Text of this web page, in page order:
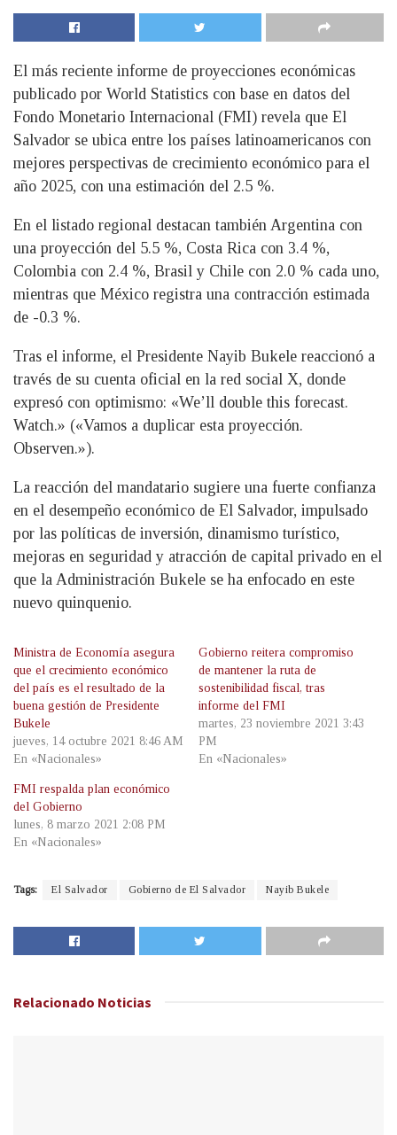
El más reciente informe de proyecciones económicas
publicado por World Statistics con base en datos del
Fondo Monetario Internacional (FMI) revela que El
Salvador se ubica entre los países latinoamericanos con
mejores perspectivas de crecimiento económico para el
año 2025, con una estimación del 2.5 %.
En el listado regional destacan también Argentina con
una proyección del 5.5 %, Costa Rica con 3.4 %,
Colombia con 2.4 %, Brasil y Chile con 2.0 % cada uno,
mientras que México registra una contracción estimada
de -0.3 %.
Tras el informe, el Presidente Nayib Bukele reaccionó a
través de su cuenta oficial en la red social X, donde
expresó con optimismo: «We’ll double this forecast.
Watch.» («Vamos a duplicar esta proyección.
Observen.»).
La reacción del mandatario sugiere una fuerte confianza
en el desempeño económico de El Salvador, impulsado
por las políticas de inversión, dinamismo turístico,
mejoras en seguridad y atracción de capital privado en el
que la Administración Bukele se ha enfocado en este
nuevo quinquenio.
Ministra de Economía asegura
que el crecimiento económico
del país es el resultado de la
buena gestión de Presidente
Bukele
jueves, 14 octubre 2021 8:46 AM
En «Nacionales»
Gobierno reitera compromiso
de mantener la ruta de
sostenibilidad fiscal, tras
informe del FMI
martes, 23 noviembre 2021 3:43
PM
En «Nacionales»
FMI respalda plan económico
del Gobierno
lunes, 8 marzo 2021 2:08 PM
En «Nacionales»
Tags: El Salvador Gobierno de El Salvador Nayib Bukele
Relacionado Noticias